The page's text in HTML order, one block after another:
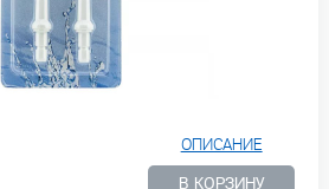
ОПИСАНИЕ
В КОРЗИНУ